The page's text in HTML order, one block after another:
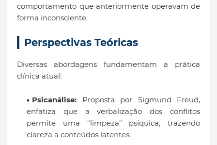
comportamento que anteriormente operavam de
forma inconsciente.
Perspectivas Teóricas
Diversas abordagens fundamentam a prática
clínica atual:
Psicanálise: Proposta por Sigmund Freud,
enfatiza que a verbalização dos conflitos
permite uma "limpeza" psíquica, trazendo
clareza a conteúdos latentes.